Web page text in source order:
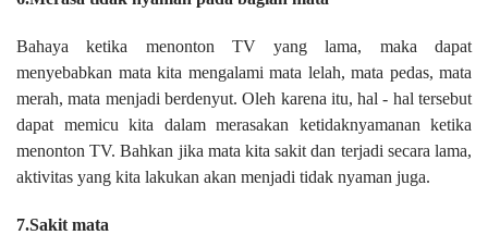
Bahaya ketika menonton TV yang lama, maka dapat
menyebabkan mata kita mengalami mata lelah, mata pedas, mata
merah, mata menjadi berdenyut. Oleh karena itu, hal - hal tersebut
dapat memicu kita dalam merasakan ketidaknyamanan ketika
menonton TV. Bahkan jika mata kita sakit dan terjadi secara lama,
aktivitas yang kita lakukan akan menjadi tidak nyaman juga.
7.Sakit mata